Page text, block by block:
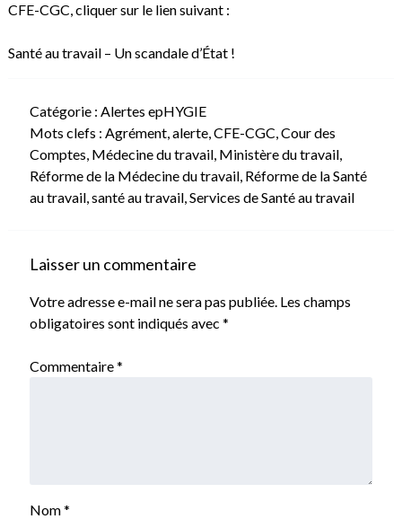
CFE-CGC, cliquer sur le lien suivant :
Santé au travail – Un scandale d’État !
Catégorie : Alertes epHYGIE
Mots clefs : Agrément, alerte, CFE-CGC Cour des
Comptes Médecine du travail, Ministère du travail,
Réforme de la Médecine du travail, Réforme de la Santé
au travail, santé au travail, Services de Santé au travail
Laisser un commentaire
Votre adresse e-mail ne sera pas publiée. Les champs
obligatoires sont indiqués avec *
Commentaire*
Nom*